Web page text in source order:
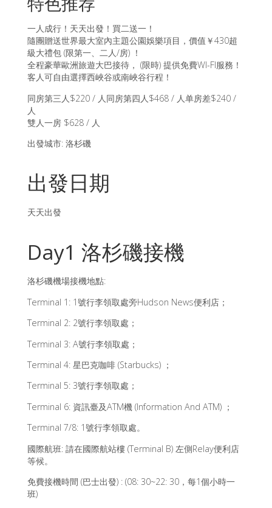
一人成行！天天出發！買二送一！
隨團贈送世界最大室內主題公園娛樂項目，價值￥430超
級大禮包 (限第一、二人/房) ！
全程豪華歐洲旅遊大巴接待， (限時) 提供免費WI-FI服務！
客人可自由選擇西峽谷或南峽谷行程！
同房第三人$220 / 人同房第四人$468 / 人单房差$240 /
人
雙人一房 $628 / 人
出發城市: 洛杉磯
出發日期
天天出發
Day1 洛杉磯接機
洛杉磯機場接機地點:
Terminal 1: 1號行李領取處旁Hudson News便利店；
Terminal 2: 2號行李領取處；
Terminal 3: A號行李領取處；
Terminal 4: 星巴克咖啡 (Starbucks) ；
Terminal 5: 3號行李領取處；
Terminal 6: 資訊臺及ATM機 (Information And ATM) ；
Terminal 7/8: 1號行李領取處。
國際航班: 請在國際航站樓 (Terminal B) 左側Relay便利店
等候。
免費接機時間 (巴士出發) : (08: 30~22: 30，每1個小時一
班)